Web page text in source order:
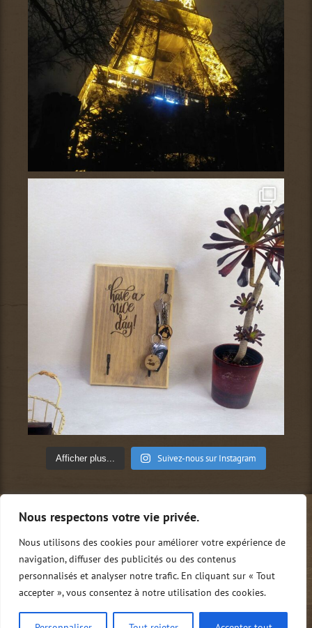
Nous respectons votre vie privée.
Nous utilisons des cookies pour améliorer votre expérience de
navigation, diffuser des publicités ou des contenus
personnalisés et analyser notre trafic. En cliquant sur « Tout
accepter », vous consentez à notre utilisation des cookies.
Afficher plus... Suivez-nous sur Instagram
Qui sommes-nous ?
Conditions générales de vente
Nous contacter
0